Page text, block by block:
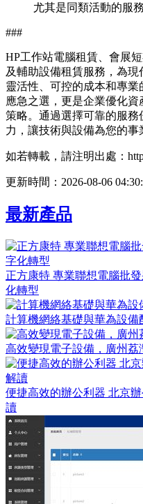
尤其是同類活動的服務
###
HP工作站電腦租賃、會展
及輔助設備租賃服務，為
靈活性、可控的成本和專
應急之選，更是企業優化
策略。通過選擇可靠的服
力，讓技術與設備為您的事
如若轉載，請注明出處：
更新時間：2026-08-06
最新產品
正方康特 專業聯想電腦批
化轉型
計算機網絡基礎與華為設備
高效變現電子設備，廣州
便捷高效的辦公利器 北京
讀